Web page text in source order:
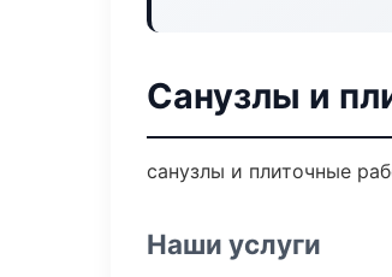
Санузлы и
санузлы и плиточные
Наши услуги